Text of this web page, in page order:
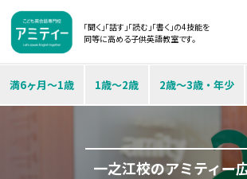
「聞く」「話す」「読む」「書く」の4技能を
同等に高める子供英語教室です。
満6ヶ月～1歳 1歳～2歳 2歳～3歳・年少
一之江校のアミティー